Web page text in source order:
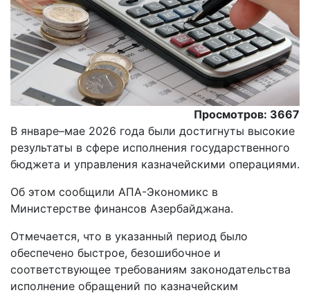
Просмотров: 3667
В январе–мае 2026 года были достигнуты высокие
результаты в сфере исполнения государственного
бюджета и управления казначейскими операциями.
Об этом сообщили АПА-Экономикс в
Министерстве финансов Азербайджана.
Отмечается, что в указанный период было
обеспечено быстрое, безошибочное и
соответствующее требованиям законодательства
исполнение обращений по казначейским